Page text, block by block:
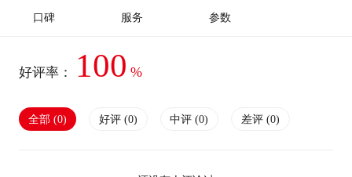
口碑 服务 参数
好评率： 100 %
全部 (0) 好评 (0) 中评 (0) 差评 (0)